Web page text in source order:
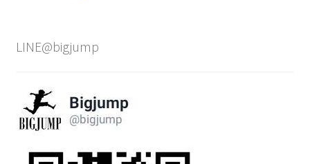
LINE@bigjump